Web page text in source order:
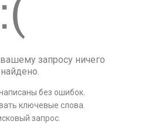
запросу ничего
без ошибок.
ключевые слова.
запрос.